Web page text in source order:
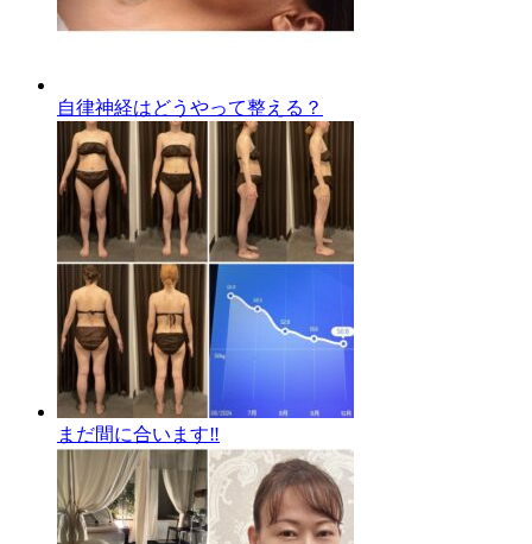
自律神経はどうやって整える？
まだ間に合います‼️